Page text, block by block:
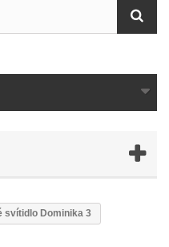
svítidlo Dominika 3